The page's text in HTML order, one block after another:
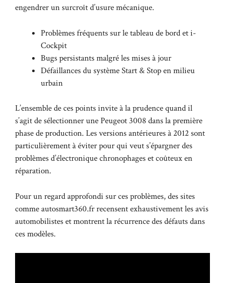
engendrer un surcroît d’usure mécanique.
Problèmes fréquents sur le tableau de bord et i-
Cockpit
Bugs persistants malgré les mises à jour
Défaillances du système Start & Stop en milieu
urbain
L’ensemble de ces points invite à la prudence quand il
s’agit de sélectionner une Peugeot 3008 dans la première
phase de production. Les versions antérieures à 2012 sont
particulièrement à éviter pour qui veut s’épargner des
problèmes d’électronique chronophages et coûteux en
réparation.
Pour un regard approfondi sur ces problèmes, des sites
commeautosmart360.frrecensent exhaustivement les avis
automobilistes et montrent la récurrence des défauts dans
ces modèles.